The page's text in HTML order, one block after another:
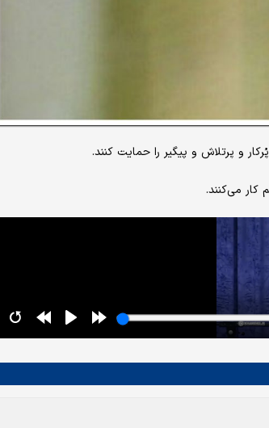
و پرتلاش و پیگیر را حمایت کنند.
کار می‌کنند.